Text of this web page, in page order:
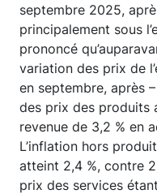
septembre 2025,
principalement sous
prononcé
variation des prix de
en septembre, après
des prix des produits
revenue de 3,2 % en
L’inflation hors
atteint 2,4 %, contre
prix des services